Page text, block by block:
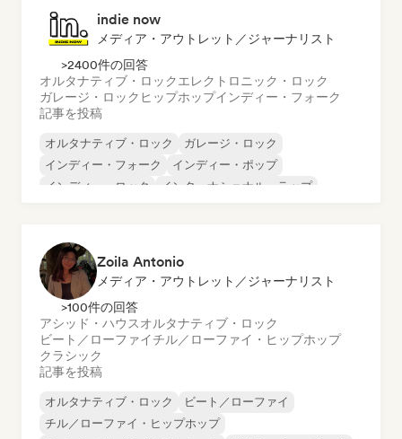
indie now
メディア・アウトレット／ジャーナリスト
>2400件の回答
オルタナティブ・ロックエレクトロニック・ロック
ガレージ・ロック ヒップホップインディー・フォーク
記事を投稿
オルタナティブ・ロック
ガレージ・ロック
インディー・フォーク
インディー・ポップ
インディー・ロック
インターナショナル・ラップ
Zoila Antonio
メディア・アウトレット／ジャーナリスト
>100件の回答
アシッド・ハウスオルタナティブ・ロック
ビート／ローファイチル／ローファイ・ヒップホップ
クラシック
記事を投稿
オルタナティブ・ロック
ビート／ローファイ
チル／ローファイ・ヒップホップ